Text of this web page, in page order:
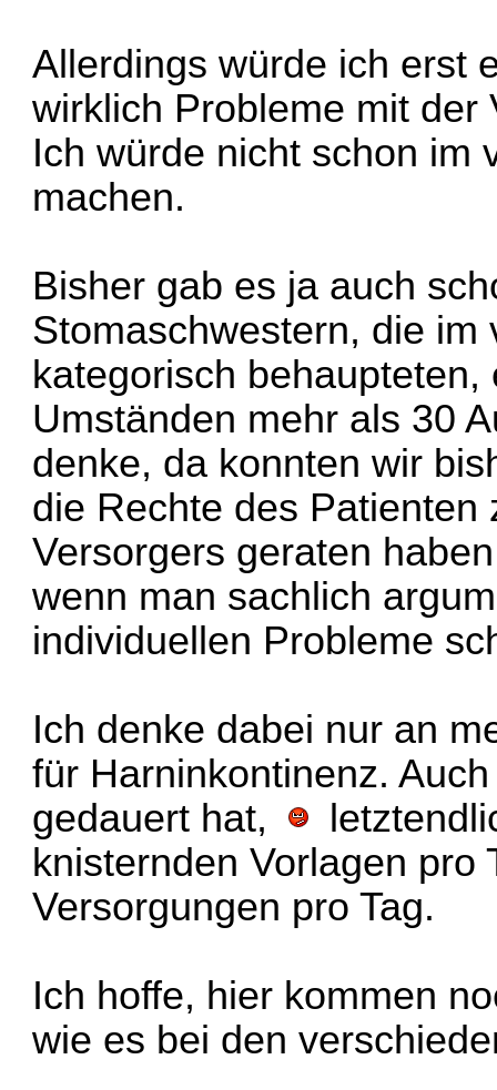
Allerdings würde ich erst
wirklich Probleme mit der
Ich würde nicht schon im
machen.
Bisher gab es ja auch
Stomaschwestern, die
kategorisch
Umständen mehr als 30
denke, da konnten wir
die Rechte des
Versorgers geraten
wenn man sachlich
individuellen Probleme
Ich denke dabei nur an
für Harninkontinenz.
gedauert hat,
knisternden Vorlagen pro
Versorgungen pro Tag.
Ich hoffe, hier kommen
wie es bei den